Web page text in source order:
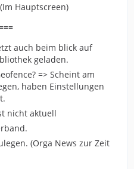
Hauptscreen)
auch beim blick auf
geladen.
=> Scheint am
haben Einstellungen
nicht aktuell
(Orga News zur Zeit